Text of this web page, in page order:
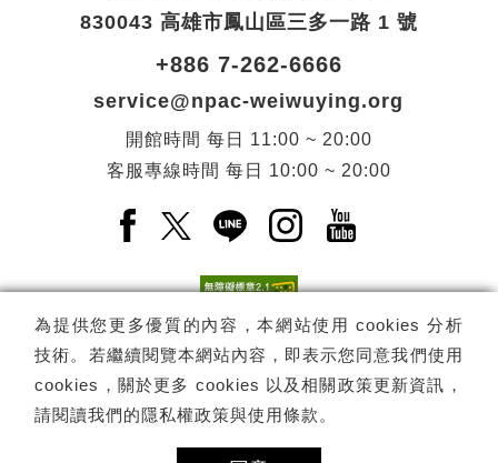
為提供您更多優質的內容，本網站使用 cookies 分析
技術。若繼續閱覽本網站內容，即表示您同意我們使用
cookies，關於更多 cookies 以及相關政策更新資訊，
請閱讀我們的隱私權政策與使用條款 。
830043 高雄市鳳山區三多一路 1 號
+886 7-262-6666
service@npac-weiwuying.org
開館時間 每日
11:00 ~ 20:00
客服專線時間 每日 10:00 ~ 20:00
Facebook(另開新視窗)
X(另開新視窗)
LINE(另開新視窗)
Instagram(另開新視
YouTube(另開
電子報訂閱 訂閱
Copyright © 國家表演藝術中心 -衛武營國家藝術文化中心